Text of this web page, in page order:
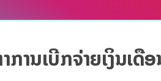
ານເບີກຈ່າຍເງິນເດື